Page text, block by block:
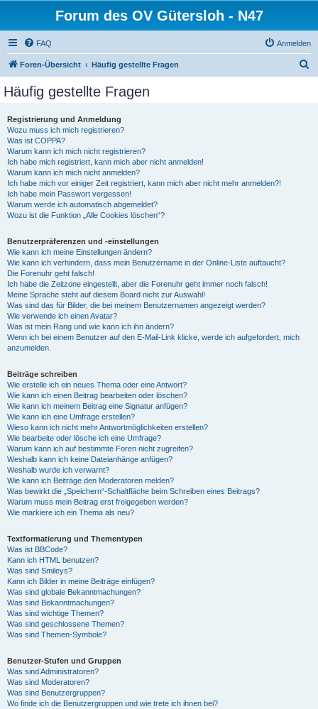
Forum des OV Gütersloh - N47
FAQ Anmelden
Foren-Übersicht Häufig gestellte Fragen
Häufig gestellte Fragen
Registrierung und Anmeldung
Wozu muss ich mich registrieren?
Was ist COPPA?
Warum kann ich mich nicht registrieren?
Ich habe mich registriert, kann mich aber nicht anmelden!
Warum kann ich mich nicht anmelden?
Ich habe mich vor einiger Zeit registriert, kann mich aber nicht mehr anmelden?!
Ich habe mein Passwort vergessen!
Warum werde ich automatisch abgemeldet?
Wozu ist die Funktion „Alle Cookies löschen“?
Benutzerpräferenzen und -einstellungen
Wie kann ich meine Einstellungen ändern?
Wie kann ich verhindern, dass mein Benutzername in der Online-Liste auftaucht?
Die Forenuhr geht falsch!
Ich habe die Zeitzone eingestellt, aber die Forenuhr geht immer noch falsch!
Meine Sprache steht auf diesem Board nicht zur Auswahl!
Was sind das für Bilder, die bei meinem Benutzernamen angezeigt werden?
Wie verwende ich einen Avatar?
Was ist mein Rang und wie kann ich ihn ändern?
Wenn ich bei einem Benutzer auf den E-Mail-Link klicke, werde ich aufgefordert, mich
anzumelden.
Beiträge schreiben
Wie erstelle ich ein neues Thema oder eine Antwort?
Wie kann ich einen Beitrag bearbeiten oder löschen?
Wie kann ich meinem Beitrag eine Signatur anfügen?
Wie kann ich eine Umfrage erstellen?
Wieso kann ich nicht mehr Antwortmöglichkeiten erstellen?
Wie bearbeite oder lösche ich eine Umfrage?
Warum kann ich auf bestimmte Foren nicht zugreifen?
Weshalb kann ich keine Dateianhänge anfügen?
Weshalb wurde ich verwarnt?
Wie kann ich Beiträge den Moderatoren melden?
Was bewirkt die „Speichern“-Schaltfläche beim Schreiben eines Beitrags?
Warum muss mein Beitrag erst freigegeben werden?
Wie markiere ich ein Thema als neu?
Textformatierung und Thementypen
Was ist BBCode?
Kann ich HTML benutzen?
Was sind Smileys?
Kann ich Bilder in meine Beiträge einfügen?
Was sind globale Bekanntmachungen?
Was sind Bekanntmachungen?
Was sind wichtige Themen?
Was sind geschlossene Themen?
Was sind Themen-Symbole?
Benutzer-Stufen und Gruppen
Was sind Administratoren?
Was sind Moderatoren?
Was sind Benutzergruppen?
Wo finde ich die Benutzergruppen und wie trete ich ihnen bei?